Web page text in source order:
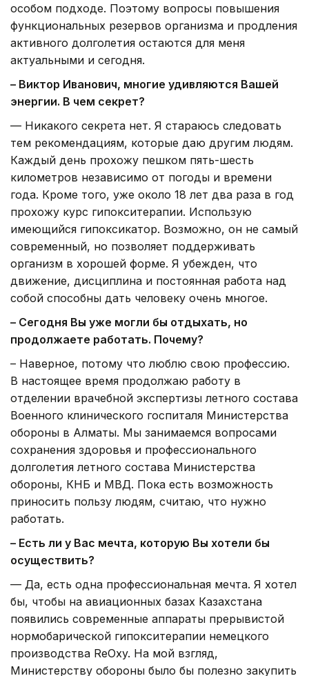
особом подходе. Поэтому вопросы повышения
функциональных резервов организма и продления
активного долголетия остаются для меня
актуальными и сегодня.
– Виктор Иванович, многие удивляются Вашей
энергии. В чем секрет?
— Никакого секрета нет. Я стараюсь следовать
тем рекомендациям, которые даю другим людям.
Каждый день прохожу пешком пять-шесть
километров независимо от погоды и времени
года. Кроме того, уже около 18 лет два раза в год
прохожу курс гипокситерапии. Использую
имеющийся гипоксикатор. Возможно, он не самый
современный, но позволяет поддерживать
организм в хорошей форме. Я убежден, что
движение, дисциплина и постоянная работа над
собой способны дать человеку очень многое.
– Сегодня Вы уже могли бы отдыхать, но
продолжаете работать. Почему?
– Наверное, потому что люблю свою профессию.
В настоящее время продолжаю работу в
отделении врачебной экспертизы летного состава
Военного клинического госпиталя Министерства
обороны в Алматы. Мы занимаемся вопросами
сохранения здоровья и профессионального
долголетия летного состава Министерства
обороны, КНБ и МВД. Пока есть возможность
приносить пользу людям, считаю, что нужно
работать.
– Есть ли у Вас мечта, которую Вы хотели бы
осуществить?
— Да, есть одна профессиональная мечта. Я хотел
бы, чтобы на авиационных базах Казахстана
появились современные аппараты прерывистой
нормобарической гипокситерапии немецкого
производства ReOxy. На мой взгляд,
Министерству обороны было бы полезно закупить